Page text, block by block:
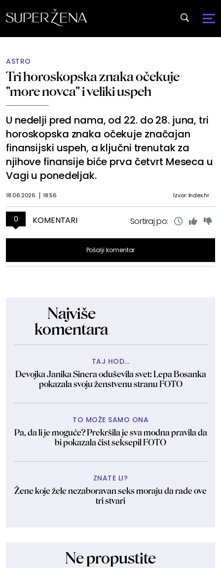
ASTRO
Tri horoskopska znaka očekuje
"more novca" i veliki uspeh
U nedelji pred nama, od 22. do 28. juna, tri
horoskopska znaka očekuje značajan
finansijski uspeh, a ključni trenutak za
njihove finansije biće prva četvrt Meseca u
Vagi u ponedeljak.
18.06.2026. 18:56 Izvor: Index.hr
0 KOMENTARI Sortiraj po:
Pošalji komentar
Najviše
komentara
TAJ HOD...
Devojka Janika Sinera oduševila svet: Lepa Bosanka
pokazala svoju ženstvenu stranu FOTO
TO MOŽE SAMO ONA
Pa, da li je moguće? Prekršila je sva modna pravila da
bi pokazala čist seksepil FOTO
ZNATE LI?
Žene koje žele nezaboravan seks moraju da rade ove
tri stvari
Ne propustite